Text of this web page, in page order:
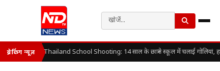
ब्रेकिंग न्यूज़ Thailand School Shooting: 14 साल के छात्र ने स्कूल में चलाई गोलियां,